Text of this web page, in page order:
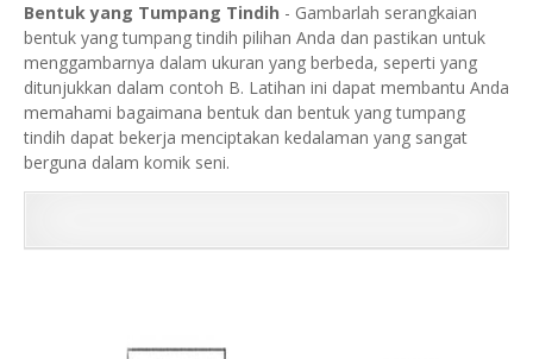
Bentuk yang Tumpang Tindih - Gambarlah serangkaian
bentuk yang tumpang tindih pilihan Anda dan pastikan untuk
menggambarnya dalam ukuran yang berbeda, seperti yang
ditunjukkan dalam contoh B. Latihan ini dapat membantu Anda
memahami bagaimana bentuk dan bentuk yang tumpang
tindih dapat bekerja menciptakan kedalaman yang sangat
berguna dalam komik seni.